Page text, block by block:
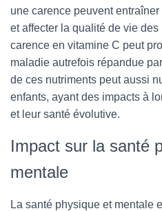
une carence peuvent
et affecter la qualité de vie
carence en vitamine C peut
maladie autrefois répandue
de ces nutriments peut aussi
enfants, ayant des impacts à
et leur santé évolutive.
Impact sur la santé
mentale
La santé physique et mentale